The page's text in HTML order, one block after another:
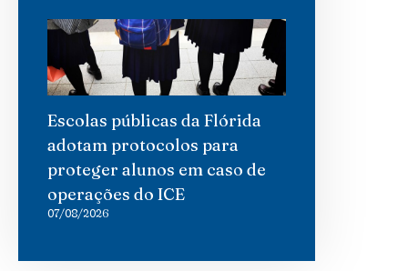
Escolas públicas da Flórida
adotam protocolos para
proteger alunos em caso de
operações do ICE
07/08/2026